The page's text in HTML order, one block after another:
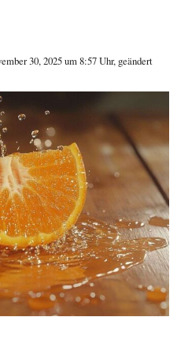
30, 2025um 8:57 Uhr, geändert